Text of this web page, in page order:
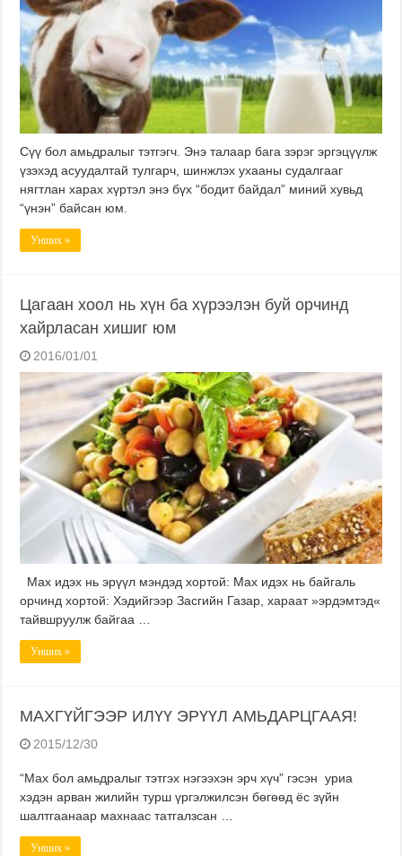
Сүү бол амьдралыг тэтгэгч. Энэ талаар бага зэрэг эргэцүүлж
үзэхэд асуудалтай тулгарч, шинжлэх ухааны судалгааг
нягтлан харах хүртэл энэ бүх “бодит байдал” миний хувьд
“үнэн” байсан юм.
Унших »
Цагаан хоол нь хүн ба хүрээлэн буй орчинд
хайрласан хишиг юм
2016/01/01
Мах идэх нь эрүүл мэндэд хортой: Мах идэх нь байгаль
орчинд хортой: Хэдийгээр Засгийн Газар, хараат »эрдэмтэд«
тайвшруулж байгаа …
Унших »
МАХГҮЙГЭЭР ИЛҮҮ ЭРҮҮЛ АМЬДАРЦГААЯ!
2015/12/30
“Мах бол амьдралыг тэтгэх нэгээхэн эрч хүч” гэсэн уриа
хэдэн арван жилийн турш үргэлжилсэн бөгөөд ёс зүйн
шалтгаанаар махнаас татгалзсан …
Унших »